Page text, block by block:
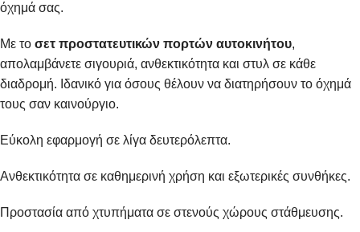
όχημά σας.
Με το σετ προστατευτικών πορτών αυτοκινήτου,
απολαμβάνετε σιγουριά, ανθεκτικότητα και στυλ σε κάθε
διαδρομή. Ιδανικό για όσους θέλουν να διατηρήσουν το όχημά
τους σαν καινούργιο.
Εύκολη εφαρμογή σε λίγα δευτερόλεπτα.
Ανθεκτικότητα σε καθημερινή χρήση και εξωτερικές συνθήκες.
Προστασία από χτυπήματα σε στενούς χώρους στάθμευσης.